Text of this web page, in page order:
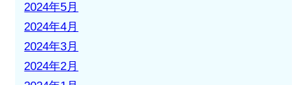
2024年5月
2024年4月
2024年3月
2024年2月